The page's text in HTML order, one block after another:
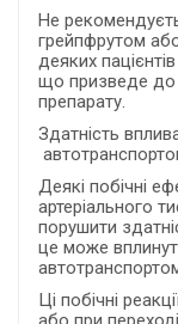
Не
грейпфрутом
деяких
що призведе до
препарату.
Здатність
Деякі побічні
артеріального
порушити
це може
Ці побічні